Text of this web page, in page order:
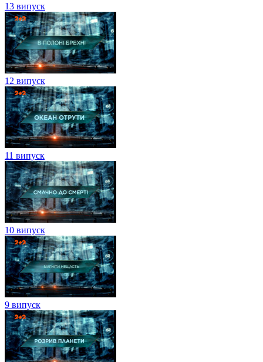
13 випуск
12 випуск
11 випуск
10 випуск
9 випуск